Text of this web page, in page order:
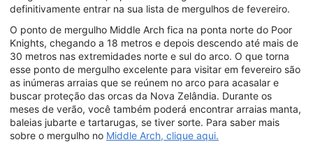
definitivamente entrar na sua lista de mergulhos de fevereiro.
O ponto de mergulho Middle Arch fica na ponta norte do Poor
Knights, chegando a 18 metros e depois descendo até mais de
30 metros nas extremidades norte e sul do arco. O que torna
esse ponto de mergulho excelente para visitar em fevereiro são
as inúmeras arraias que se reúnem no arco para acasalar e
buscar proteção das orcas da Nova Zelândia. Durante os
meses de verão, você também poderá encontrar arraias manta,
baleias jubarte e tartarugas, se tiver sorte. Para saber mais
sobre o mergulho no Middle Arch, clique aqui.